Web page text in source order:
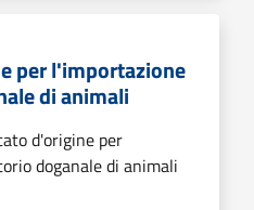
per l'importazione
di animali
d'origine per
doganale di animali